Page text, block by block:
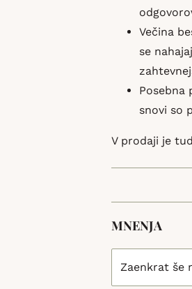
Večina
se
Posebna
snovi so
V prodaji je
MNENJA
Zaenkrat še